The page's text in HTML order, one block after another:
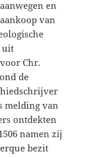
en
van
uit
Chr.
de
melding van
ontdekten
namen zij
bezit